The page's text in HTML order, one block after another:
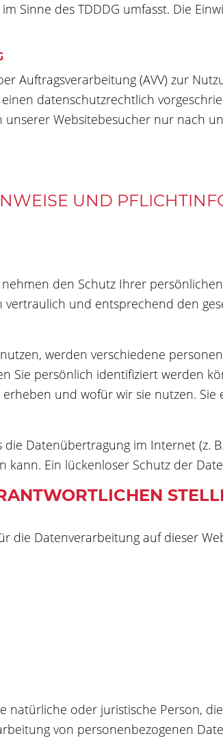
Sinne des TDDDG umfasst. Die
Auftragsverarbeitung (AVV) zur
datenschutzrechtlich
unserer Websitebesucher nur nach
UND
den Schutz Ihrer
und entsprechend den
werden verschiedene
Sie persönlich identifiziert werden
und wofür wir sie nutzen.
die Datenübertragung im Internet (z.
kann. Ein lückenloser Schutz der
die Datenverarbeitung auf dieser
natürliche oder juristische Person,
von personenbezogenen